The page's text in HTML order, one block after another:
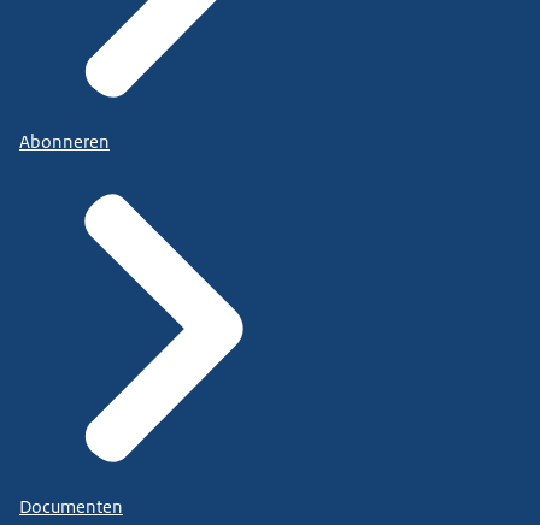
Abonneren
Documenten